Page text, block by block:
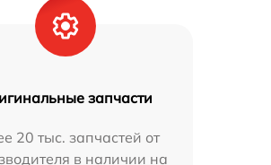
запчасти
20 тыс. запчастей от
в наличии на